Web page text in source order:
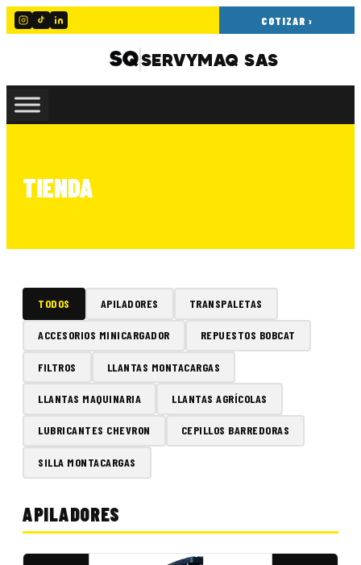
SERVYMAQ SAS
COTIZAR ›
TIENDA
TODOS APILADORES TRANSPALETAS
ACCESORIOS MINICARGADOR REPUESTOS BOBCAT
FILTROS LLANTAS MONTACARGAS
LLANTAS MAQUINARIA LLANTAS AGRÍCOLAS
LUBRICANTES CHEVRON CEPILLOS BARREDORAS
SILLA MONTACARGAS
APILADORES